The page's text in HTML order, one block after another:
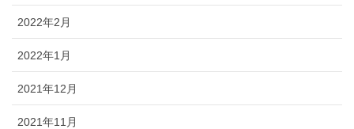
2022年2月
2022年1月
2021年12月
2021年11月